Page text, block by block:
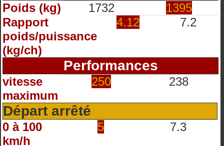
Poids (kg) 1732
1395
Rapport
poids/puissance
(kg/ch)
4.12 7.2
Performances
vitesse
maximum
250 238
Départ arrêté
0 à 100
km/h
5 7.3